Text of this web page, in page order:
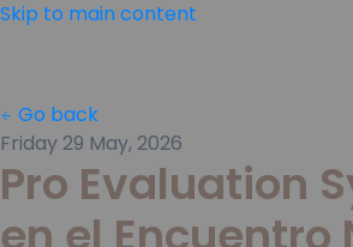
Skip to main content
Go back
Friday 29 May, 2026
Pro Evaluation